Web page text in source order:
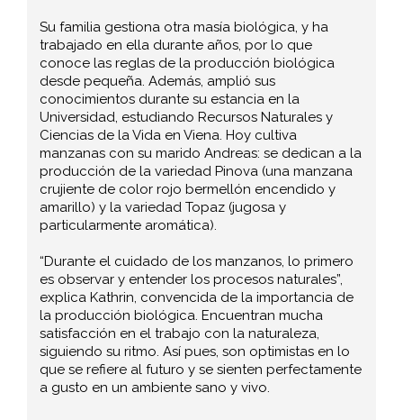
Su familia gestiona otra masía biológica, y ha
trabajado en ella durante años, por lo que
conoce las reglas de la producción biológica
desde pequeña. Además, amplió sus
conocimientos durante su estancia en la
Universidad, estudiando Recursos Naturales y
Ciencias de la Vida en Viena. Hoy cultiva
manzanas con su marido Andreas: se dedican a la
producción de la variedad Pinova (una manzana
crujiente de color rojo bermellón encendido y
amarillo) y la variedad Topaz (jugosa y
particularmente aromática).
“Durante el cuidado de los manzanos, lo primero
es observar y entender los procesos naturales”,
explica Kathrin, convencida de la importancia de
la producción biológica. Encuentran mucha
satisfacción en el trabajo con la naturaleza,
siguiendo su ritmo. Así pues, son optimistas en lo
que se refiere al futuro y se sienten perfectamente
a gusto en un ambiente sano y vivo.